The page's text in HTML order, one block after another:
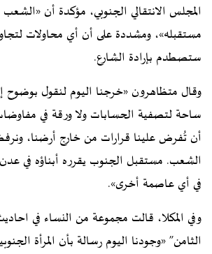
المجلس الانتقالي الجنوبي، مؤكدة أن
مستقبله»، ومشددة على أن أي محاولات
ستصطدم بإرادة الشارع.
وقال متظاهرون «خرجنا اليوم لنقول
ساحة لتصفية الحسابات ولا ورقة في
أن تُفرض علينا قرارات من خارج أرضنا،
الشعب. مستقبل الجنوب يقرره أبناؤه في عدن
في أي عاصمة أخرى».
وفي المكلا، قالت مجموعة من النساء في
الثامن” «وجودنا اليوم رسالة بأن المرأة